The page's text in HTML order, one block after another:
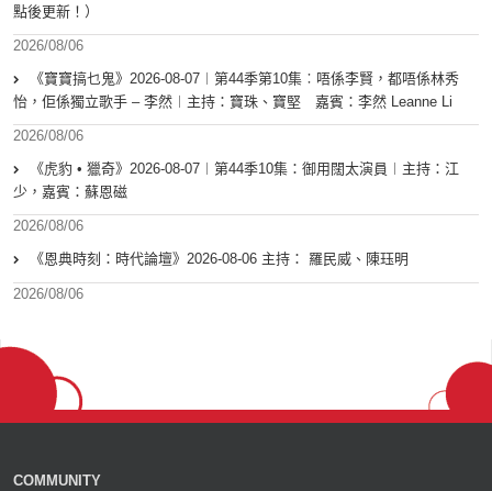
點後更新！）
2026/08/06
《寶寶搞乜鬼》2026-08-07︱第44季第10集︰唔係李賢，都唔係林秀
怡，佢係獨立歌手 – 李然︱主持：寶珠、寶堅 嘉賓：李然 Leanne Li
2026/08/06
《虎豹 • 獵奇》2026-08-07︱第44季10集：御用闊太演員︱主持：江
少，嘉賓：蘇恩磁
2026/08/06
《恩典時刻：時代論壇》2026-08-06 主持： 羅民威、陳珏明
2026/08/06
COMMUNITY